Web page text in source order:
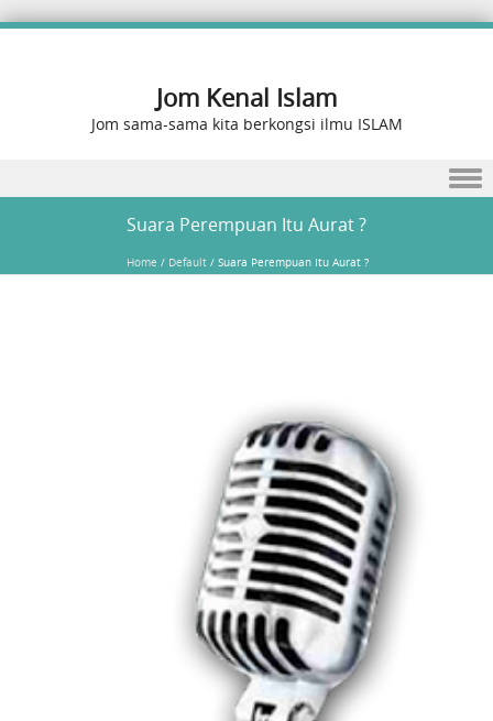
Jom Kenal Islam
Jom sama-sama kita berkongsi ilmu ISLAM
Suara Perempuan Itu Aurat ?
Home / Default/ Suara Perempuan Itu Aurat ?